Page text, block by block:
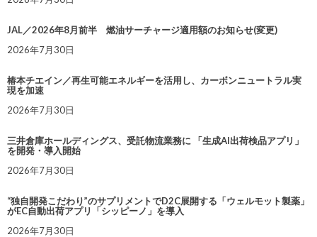
JAL／2026年8月前半 燃油サーチャージ適用額のお知らせ(変更)
2026年7月30日
椿本チエイン／再生可能エネルギーを活用し、カーボンニュートラル実
現を加速
2026年7月30日
三井倉庫ホールディングス、受託物流業務に 「生成AI出荷検品アプリ」
を開発・導入開始
2026年7月30日
“独自開発こだわり”のサプリメントでD2C展開する「ウェルモット製薬」
がEC自動出荷アプリ「シッピーノ」を導入
2026年7月30日